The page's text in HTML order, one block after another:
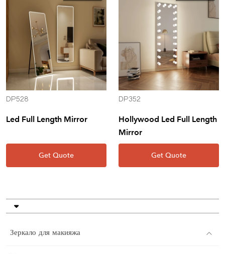
DP528
Led Full Length Mirror
Get Quote
DP352
Hollywood Led Full Length
Mirror
Get Quote
Зеркало для макияжа